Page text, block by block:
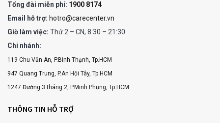
Tổng đài miễn phí: 1900 8174
Email hỗ trợ: hotro@carecenter.vn
Giờ làm việc: Thứ 2 – CN, 8:30 – 21:30
Chi nhánh:
119 Chu Văn An, P.Bình Thạnh, Tp.HCM
947 Quang Trung, P.An Hội Tây, Tp.HCM
1247 Đường 3 tháng 2, P.Minh Phụng, Tp.HCM
THÔNG TIN HỖ TRỢ